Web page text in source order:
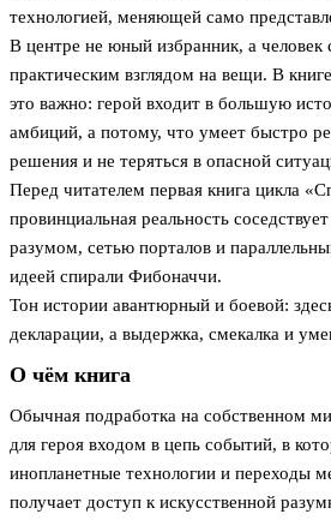
технологией, меняющей само
В центре не юный избранник, а
практическим взглядом на вещи. В
это важно: герой входит в большую
амбиций, а потому, что умеет быстро
решения и не теряться в опасной
Перед читателем первая книга цикла
провинциальная реальность
разумом, сетью порталов и
идеей спирали Фибоначчи.
Тон истории авантюрный и боевой:
декларации, а выдержка, смекалка и
О чём книга
Обычная подработка на собственном
для героя входом в цепь событий, в
инопланетные технологии и переходы
получает доступ к искусственной